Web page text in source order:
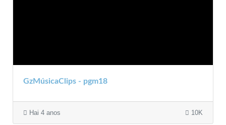
GzMúsicaClips - pgm18
Hai 4 anos 10K